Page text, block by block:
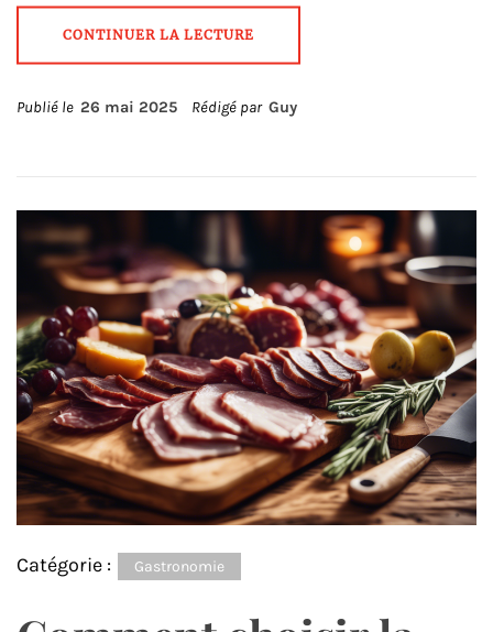
CONTINUER LA LECTURE
Publié le 26 mai 2025 Rédigé par Guy
Catégorie : Gastronomie